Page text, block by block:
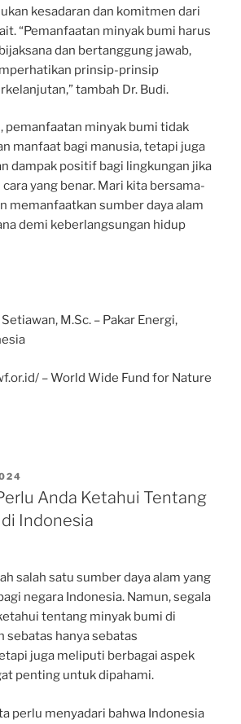
kesadaran dan komitmen dari
“Pemanfaatan minyak bumi harus
dan bertanggung jawab,
prinsip-prinsip
tambah Dr. Budi.
pemanfaatan minyak bumi tidak
manfaat bagi manusia, tetapi juga
dampak positif bagi lingkungan jika
yang benar. Mari kita bersama-
memanfaatkan sumber daya alam
demi keberlangsungan hidup
Setiawan, M.Sc. – Pakar Energi,
– World Wide Fund for Nature
Anda Ketahui Tentang
Indonesia
salah satu sumber daya alam yang
negara Indonesia. Namun, segala
tentang minyak bumi di
sebatas hanya sebatas
juga meliputi berbagai aspek
penting untuk dipahami.
perlu menyadari bahwa Indonesia